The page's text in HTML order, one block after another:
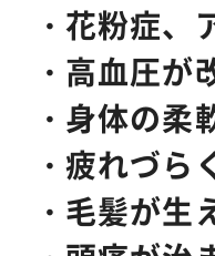
・花粉症
・高血圧
・身体の柔
・疲れづら
・毛髪が生